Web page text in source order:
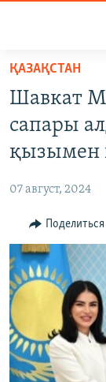
Вернуться
основному
содержанию
Вернутся
главной
навигации
Вернутся
поиску
КОНТАКТЫ
НАСТОЯЩЕЕ
МИГРАНТ
ҚАЗАҚСТАН
Шавкат
сапары
қызымен
07 август, 2024
Поделиться